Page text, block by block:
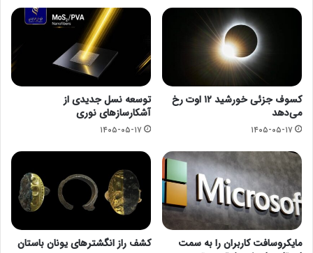
کسوف جزئی خورشید ۱۲ اوت رخ
می‌دهد
۱۴۰۵-۰۵-۱۷
توسعه نسل جدیدی از
آشکارسازهای نوری
۱۴۰۵-۰۵-۱۷
مایکروسافت کاربران را به سمت
کشف راز انگشترهای یونان باستان